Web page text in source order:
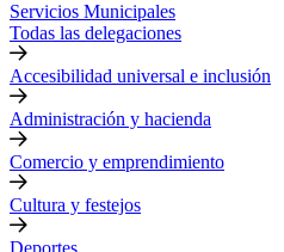
Servicios Municipales
Todas las delegaciones
Accesibilidad universal e inclusión
Administración y hacienda
Comercio y emprendimiento
Cultura y festejos
Deportes